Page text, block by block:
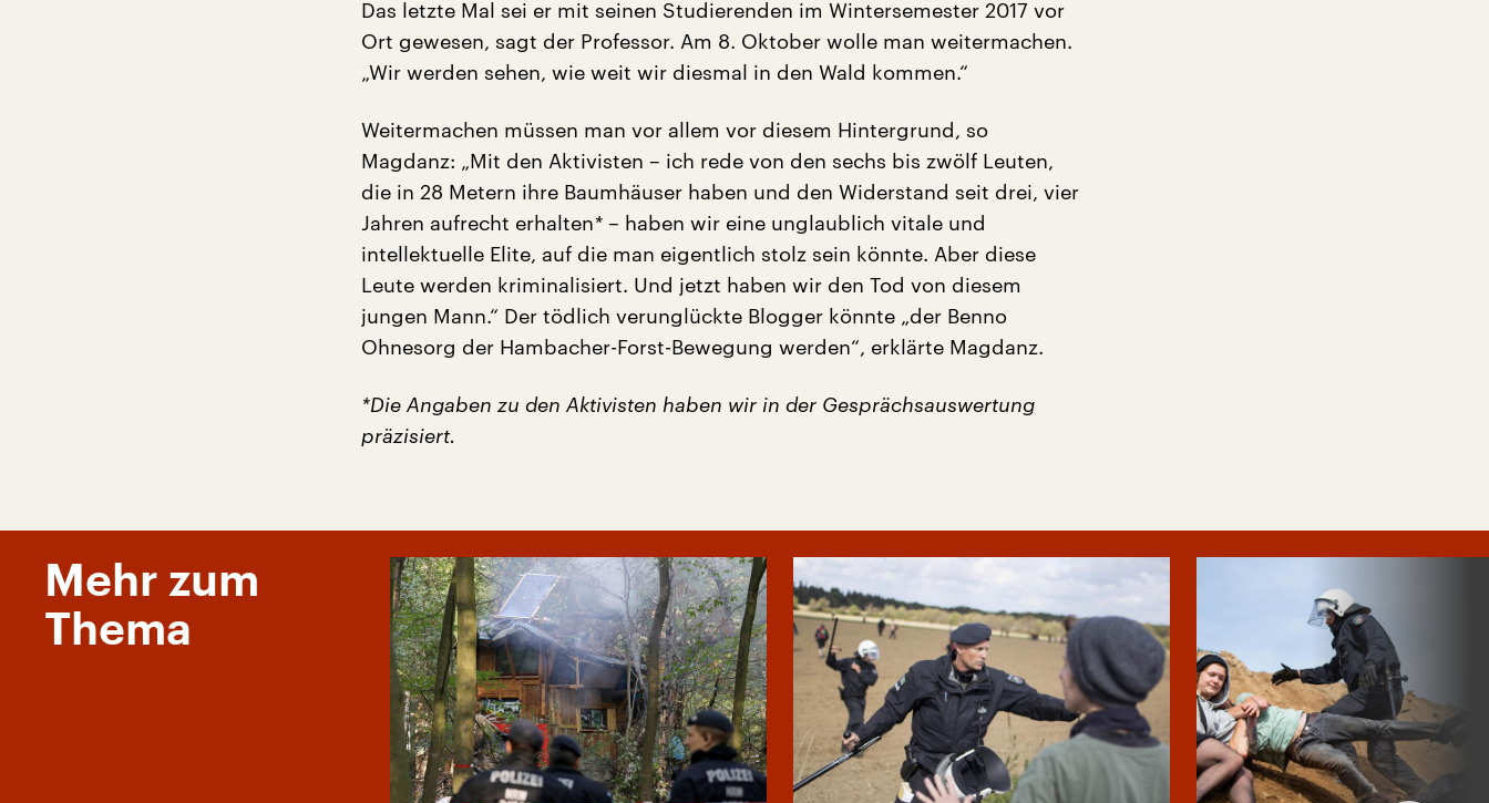
Das letzte Mal sei er mit seinen Studierenden im Wintersemester 2017 vor
Ort gewesen, sagt der Professor. Am 8. Oktober wolle man weitermachen.
„Wir werden sehen, wie weit wir diesmal in den Wald kommen.“
Weitermachen müssen man vor allem vor diesem Hintergrund, so
Magdanz: „Mit den Aktivisten – ich rede von den sechs bis zwölf Leuten,
die in 28 Metern ihre Baumhäuser haben und den Widerstand seit drei, vier
Jahren aufrecht erhalten* – haben wir eine unglaublich vitale und
intellektuelle Elite, auf die man eigentlich stolz sein könnte. Aber diese
Leute werden kriminalisiert. Und jetzt haben wir den Tod von diesem
jungen Mann.“ Der tödlich verunglückte Blogger könnte „der Benno
Ohnesorg der Hambacher-Forst-Bewegung werden“, erklärte Magdanz.
*Die Angaben zu den Aktivisten haben wir in der Gesprächsauswertung
präzisiert.
Mehr zum
Thema